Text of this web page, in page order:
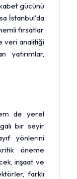
gücünü
İstanbul'da
fırsatlar
veri analitiği
yatırımlar,
de yerel
bir seyir
yönlerini
öneme
inşaat ve
farklı